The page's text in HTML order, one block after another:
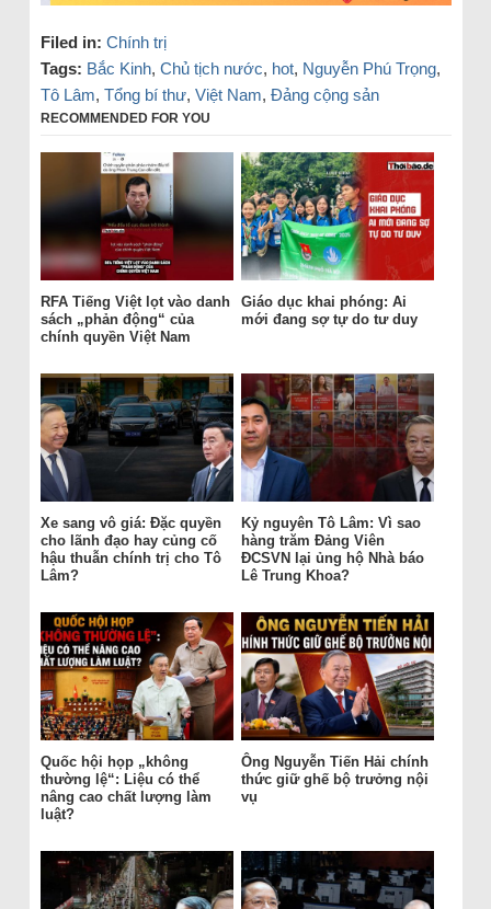
Filed in: Chính trị
Tags: Bắc Kinh, Chủ tịch nước, hot, Nguyễn Phú Trọng,
Tô Lâm, Tổng bí thư, Việt Nam, Đảng cộng sản
RECOMMENDED FOR YOU
RFA Tiếng Việt lọt vào danh
sách „phản động“ của
chính quyền Việt Nam
Giáo dục khai phóng: Ai
mới đang sợ tự do tư duy
Xe sang vô giá: Đặc quyền
cho lãnh đạo hay củng cố
hậu thuẫn chính trị cho Tô
Lâm?
Kỷ nguyên Tô Lâm: Vì sao
hàng trăm Đảng Viên
ĐCSVN lại ủng hộ Nhà báo
Lê Trung Khoa?
Quốc hội họp „không
thường lệ“: Liệu có thể
nâng cao chất lượng làm
luật?
Ông Nguyễn Tiến Hải chính
thức giữ ghế bộ trưởng nội
vụ